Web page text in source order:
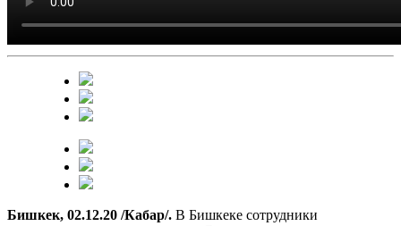
Бишкек, 02.12.20 /Кабар/. В Бишкеке сотрудники